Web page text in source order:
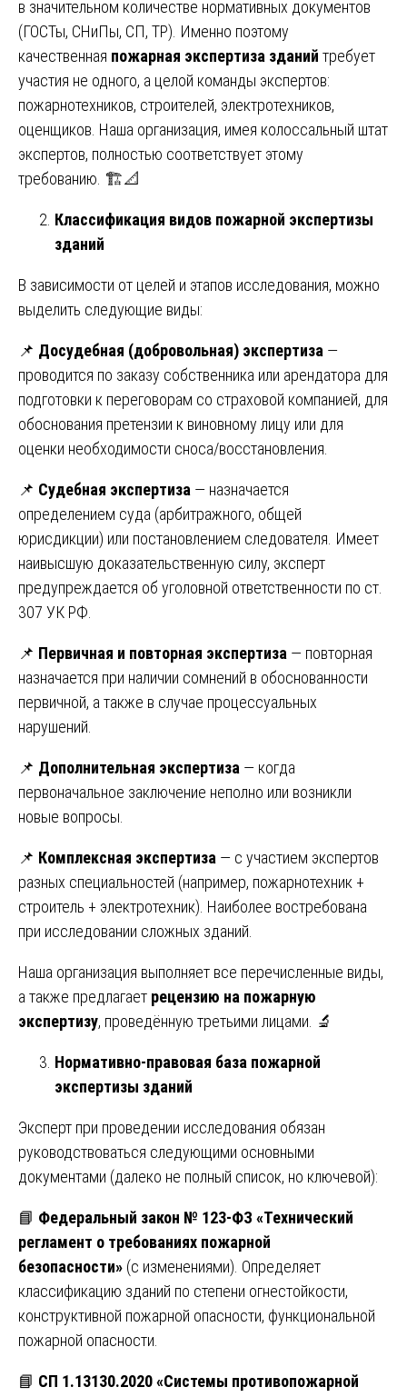
в значительном количестве нормативных документов
(ГОСТы, СНиПы, СП, ТР). Именно поэтому
качественная пожарная экспертиза зданий требует
участия не одного, а целой команды экспертов:
пожарнотехников, строителей, электротехников,
оценщиков. Наша организация, имея колоссальный штат
экспертов, полностью соответствует этому
требованию. 🏗️📐
Классификация видов пожарной экспертизы
зданий
В зависимости от целей и этапов исследования, можно
выделить следующие виды:
📌 Досудебная (добровольная) экспертиза —
проводится по заказу собственника или арендатора для
подготовки к переговорам со страховой компанией, для
обоснования претензии к виновному лицу или для
оценки необходимости сноса/восстановления.
📌 Судебная экспертиза — назначается
определением суда (арбитражного, общей
юрисдикции) или постановлением следователя. Имеет
наивысшую доказательственную силу, эксперт
предупреждается об уголовной ответственности по ст.
307 УК РФ.
📌 Первичная и повторная экспертиза — повторная
назначается при наличии сомнений в обоснованности
первичной, а также в случае процессуальных
нарушений.
📌 Дополнительная экспертиза — когда
первоначальное заключение неполно или возникли
новые вопросы.
📌 Комплексная экспертиза — с участием экспертов
разных специальностей (например, пожарнотехник +
строитель + электротехник). Наиболее востребована
при исследовании сложных зданий.
Наша организация выполняет все перечисленные виды,
а также предлагает рецензию на пожарную
экспертизу, проведённую третьими лицами. 🔬
Нормативно-правовая база пожарной
экспертизы зданий
Эксперт при проведении исследования обязан
руководствоваться следующими основными
документами (далеко не полный список, но ключевой):
📘 Федеральный закон № 123-ФЗ «Технический
регламент о требованиях пожарной
безопасности» (с изменениями). Определяет
классификацию зданий по степени огнестойкости,
конструктивной пожарной опасности, функциональной
пожарной опасности.
📘 СП 1.13130.2020 «Системы противопожарной